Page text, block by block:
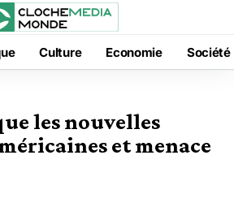
Culture Economie Société
les nouvelles
et menace